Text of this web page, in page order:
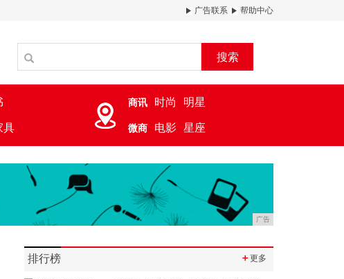
广告联系 帮助中心
搜索
具
商讯 时尚 明星
微商 电影 星座
广告
排行榜 ＋更多